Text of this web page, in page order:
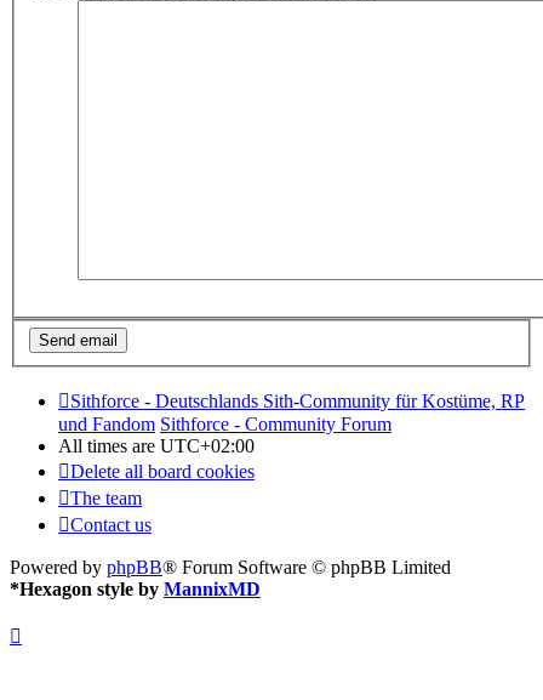
Sithforce - Deutschlands Sith-Community für Kostüme, RP
und Fandom Sithforce - Community Forum
All times are UTC+02:00
Delete all board cookies
The team
Contact us
Powered by phpBB® Forum Software © phpBB Limited
*Hexagon style by MannixMD